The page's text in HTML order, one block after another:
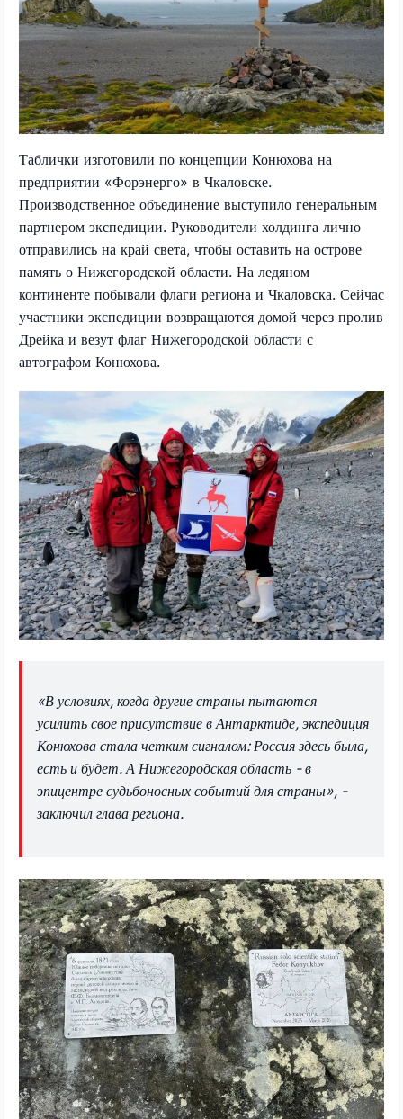
Таблички изготовили по концепции Конюхова на
предприятии «Форэнерго» в Чкаловске.
Производственное объединение выступило генеральным
партнером экспедиции. Руководители холдинга лично
отправились на край света, чтобы оставить на острове
память о Нижегородской области. На ледяном
континенте побывали флаги региона и Чкаловска. Сейчас
участники экспедиции возвращаются домой через пролив
Дрейка и везут флаг Нижегородской области с
автографом Конюхова.
«В условиях, когда другие страны пытаются
усилить свое присутствие в Антарктиде, экспедиция
Конюхова стала четким сигналом: Россия здесь была,
есть и будет. А Нижегородская область - в
эпицентре судьбоносных событий для страны», -
заключил глава региона.